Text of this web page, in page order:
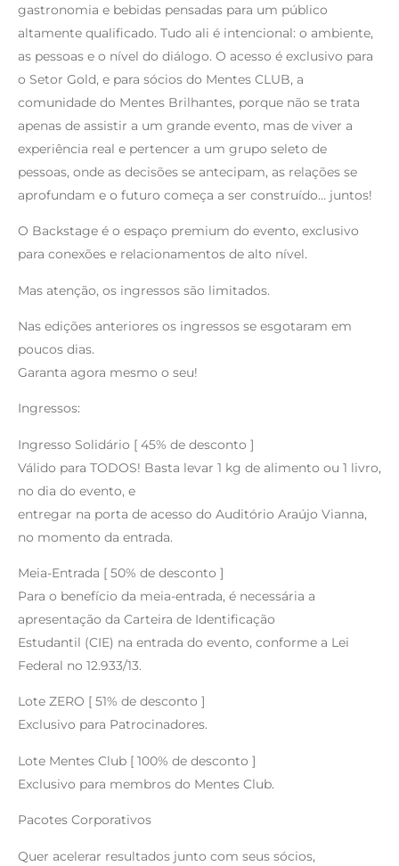
gastronomia e bebidas pensadas para um público
altamente qualificado. Tudo ali é intencional: o ambiente,
as pessoas e o nível do diálogo. O acesso é exclusivo para
o Setor Gold, e para sócios do Mentes CLUB, a
comunidade do Mentes Brilhantes, porque não se trata
apenas de assistir a um grande evento, mas de viver a
experiência real e pertencer a um grupo seleto de
pessoas, onde as decisões se antecipam, as relações se
aprofundam e o futuro começa a ser construído… juntos!
O Backstage é o espaço premium do evento, exclusivo
para conexões e relacionamentos de alto nível.
Mas atenção, os ingressos são limitados.
Nas edições anteriores os ingressos se esgotaram em
poucos dias.
Garanta agora mesmo o seu!
Ingressos:
Ingresso Solidário [ 45% de desconto ]
Válido para TODOS! Basta levar 1 kg de alimento ou 1 livro,
no dia do evento, e
entregar na porta de acesso do Auditório Araújo Vianna,
no momento da entrada.
Meia-Entrada [ 50% de desconto ]
Para o benefício da meia-entrada, é necessária a
apresentação da Carteira de Identificação
Estudantil (CIE) na entrada do evento, conforme a Lei
Federal no 12.933/13.
Lote ZERO [ 51% de desconto ]
Exclusivo para Patrocinadores.
Lote Mentes Club [ 100% de desconto ]
Exclusivo para membros do Mentes Club.
Pacotes Corporativos
Quer acelerar resultados junto com seus sócios,